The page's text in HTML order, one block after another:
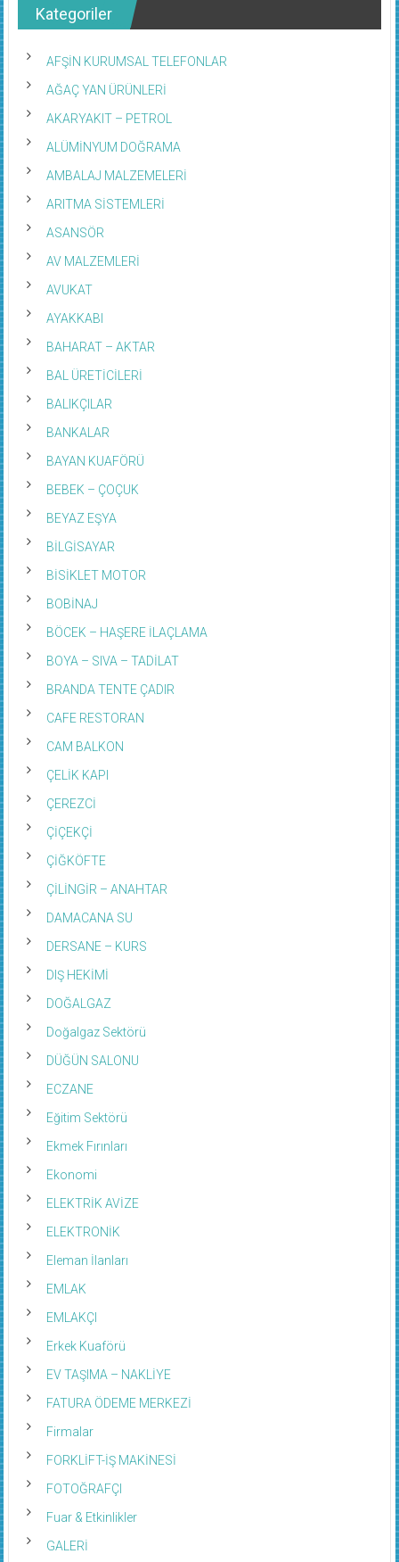
Kategoriler
AFŞİN KURUMSAL TELEFONLAR
AĞAÇ YAN ÜRÜNLERİ
AKARYAKIT – PETROL
ALÜMİNYUM DOĞRAMA
AMBALAJ MALZEMELERİ
ARITMA SİSTEMLERİ
ASANSÖR
AV MALZEMLERİ
AVUKAT
AYAKKABI
BAHARAT – AKTAR
BAL ÜRETİCİLERİ
BALIKÇILAR
BANKALAR
BAYAN KUAFÖRÜ
BEBEK – ÇOÇUK
BEYAZ EŞYA
BİLGİSAYAR
BİSİKLET MOTOR
BOBİNAJ
BÖCEK – HAŞERE İLAÇLAMA
BOYA – SIVA – TADİLAT
BRANDA TENTE ÇADIR
CAFE RESTORAN
CAM BALKON
ÇELİK KAPI
ÇEREZCİ
ÇİÇEKÇİ
ÇİĞKÖFTE
ÇİLİNGİR – ANAHTAR
DAMACANA SU
DERSANE – KURS
DIŞ HEKİMİ
DOĞALGAZ
Doğalgaz Sektörü
DÜĞÜN SALONU
ECZANE
Eğitim Sektörü
Ekmek Fırınları
Ekonomi
ELEKTRİK AVİZE
ELEKTRONİK
Eleman İlanları
EMLAK
EMLAKÇI
Erkek Kuaförü
EV TAŞIMA – NAKLİYE
FATURA ÖDEME MERKEZİ
Firmalar
FORKLİFT-İŞ MAKİNESİ
FOTOĞRAFÇI
Fuar & Etkinlikler
GALERİ